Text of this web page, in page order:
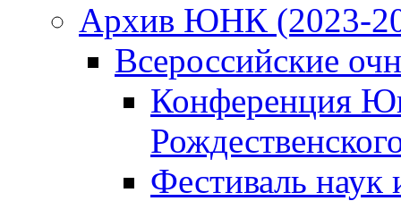
Архив ЮНК (2023-
Всероссийские
Конференция
Фестиваль наук